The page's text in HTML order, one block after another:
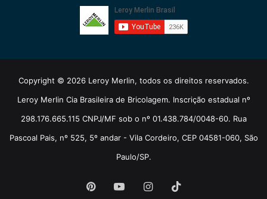
Copyright © 2026 Leroy Merlin, todos os direitos reservados.
Leroy Merlin Cia Brasileira de Bricolagem. Inscrição estadual nº
298.176.665.115 CNPJ/MF sob o nº 01.438.784/0048-60. Rua
Pascoal Pais, nº 525, 5º andar - Vila Cordeiro, CEP 04581-060, São
Paulo/SP.
PinterestYouTubeInstagram